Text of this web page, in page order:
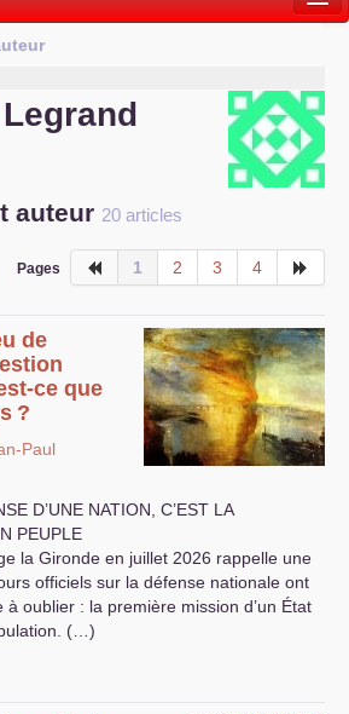
auteur 20 articles
Pages 1 2 3 4
de
ce que
?
Paul
D’UNE NATION , C’EST LA
PEUPLE
la Gironde en juillet 2026 rappelle une
officiels sur la défense nationale ont
oublier : la première mission d’un État
(…)